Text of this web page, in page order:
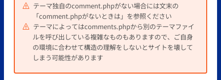
テーマ独自のcomment.phpがない場合には文末の
「comment.phpがないときは」を参照ください
テーマによってはcomments.phpから別のテーマファイ
ルを呼び出している複雑なものもありますので、ご自身
の環境に合わせて構造の理解をしないとサイトを壊して
しまう可能性があります